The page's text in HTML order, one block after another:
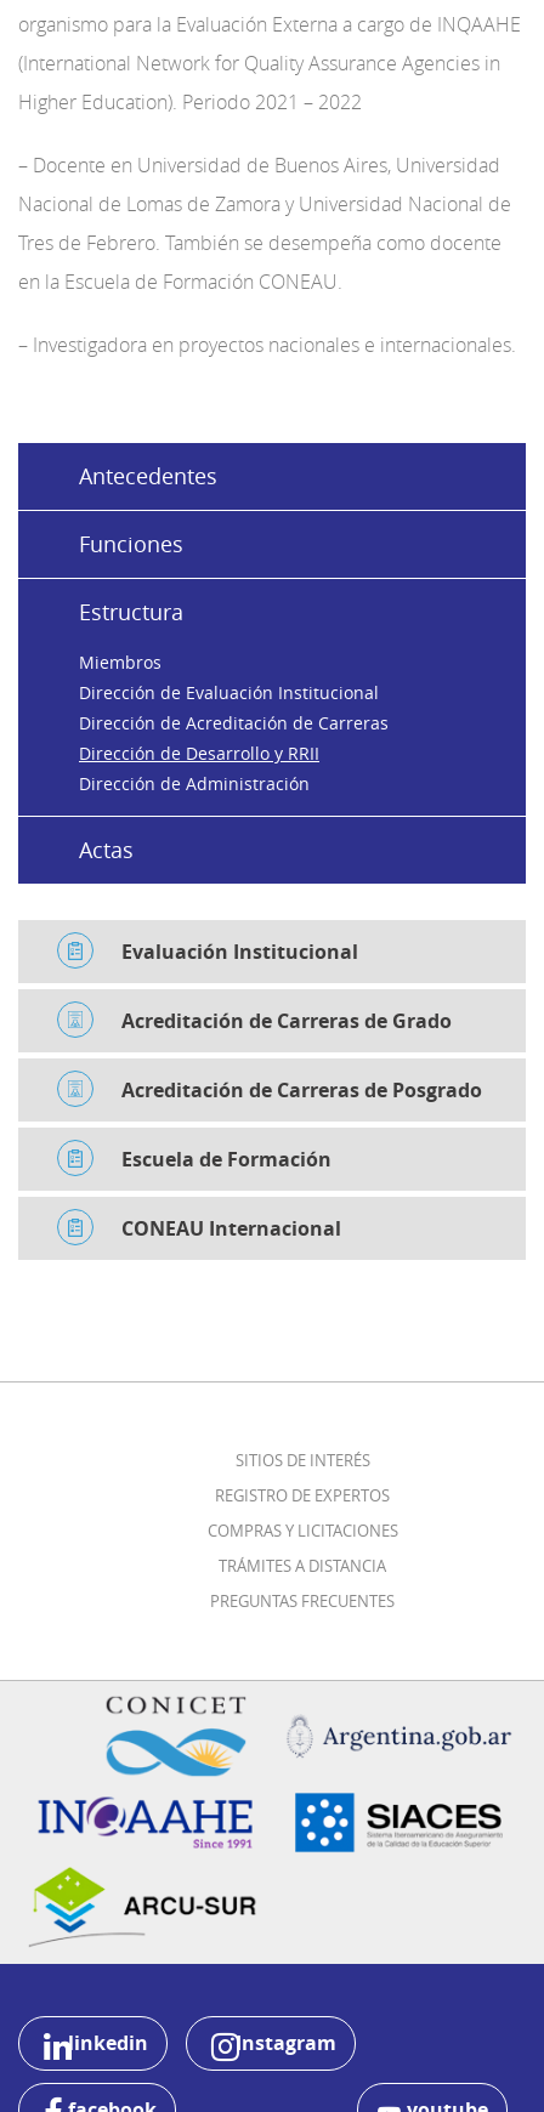
organismo para la Evaluación Externa a cargo de INQAAHE
(International Network for Quality Assurance Agencies in
Higher Education). Periodo 2021 – 2022
– Docente en Universidad de Buenos Aires, Universidad
Nacional de Lomas de Zamora y Universidad Nacional de
Tres de Febrero. También se desempeña como docente
en la Escuela de Formación CONEAU.
– Investigadora en proyectos nacionales e internacionales.
Antecedentes
Funciones
Estructura
Miembros
Dirección de Evaluación Institucional
Dirección de Acreditación de Carreras
Dirección de Desarrollo y RRII
Dirección de Administración
Actas
Evaluación Institucional
Acreditación de Carreras de Grado
Acreditación de Carreras de Posgrado
Escuela de Formación
CONEAU Internacional
SITIOS DE INTERÉS
REGISTRO DE EXPERTOS
COMPRAS Y LICITACIONES
TRÁMITES A DISTANCIA
PREGUNTAS FRECUENTES
linkedin Instagram